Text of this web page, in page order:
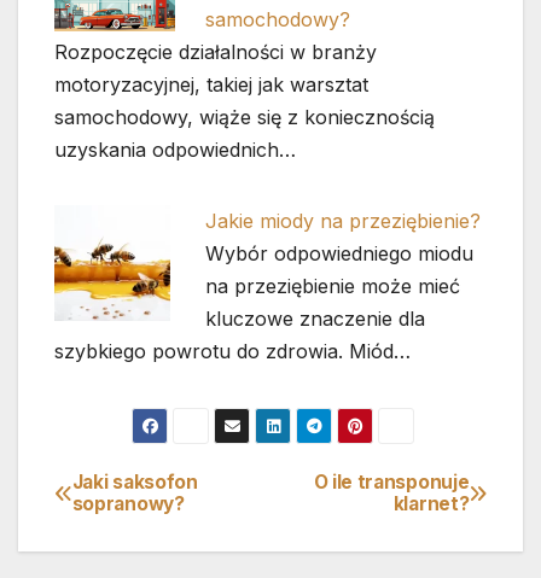
samochodowy?
Rozpoczęcie działalności w branży
motoryzacyjnej, takiej jak warsztat
samochodowy, wiąże się z koniecznością
uzyskania odpowiednich…
Jakie miody na przeziębienie?
Wybór odpowiedniego miodu
na przeziębienie może mieć
kluczowe znaczenie dla
szybkiego powrotu do zdrowia. Miód…
Nawigacja
wpisu
O ile transponuje
klarnet?
Jaki saksofon
sopranowy?